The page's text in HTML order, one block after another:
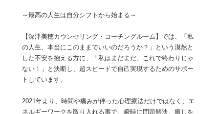
～最高の人生は自分シフトから始まる～
【深津美穂カウンセリング・コーチングルーム】では、「私
の人生、本当にこのままでいいのだろうか？」という漠然と
した不安を抱える方に、「私はまだまだ、これで終わりじゃ
ない！」と決断し、超スピードで自己実現するためのサポー
トしています。
2021年より、時間や痛みが伴った心理療法だけではなく、エ
ネルギーワークを取り入れる事で、瞬時に問題解決、癒しを